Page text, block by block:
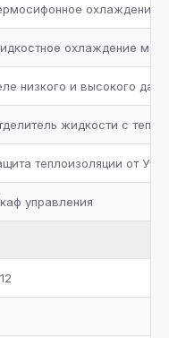
с трехходовым
термостатом,
клапан на
компрессор
конденсации на
охлаждение
охлаждение
низкого и высокого
жидкости с
теплоизоляции от УФ
управления